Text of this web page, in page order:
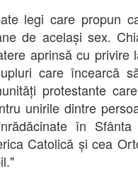
legi care propun
de același sex.
aprinsă cu privire
care încearcă
protestante
unirile dintre
în
Catolică și cea